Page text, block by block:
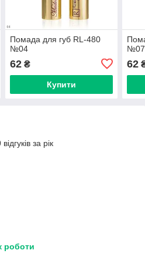
Помада для губ RL-480
№04
62₴
Купити
№07
62
за рік
роботи